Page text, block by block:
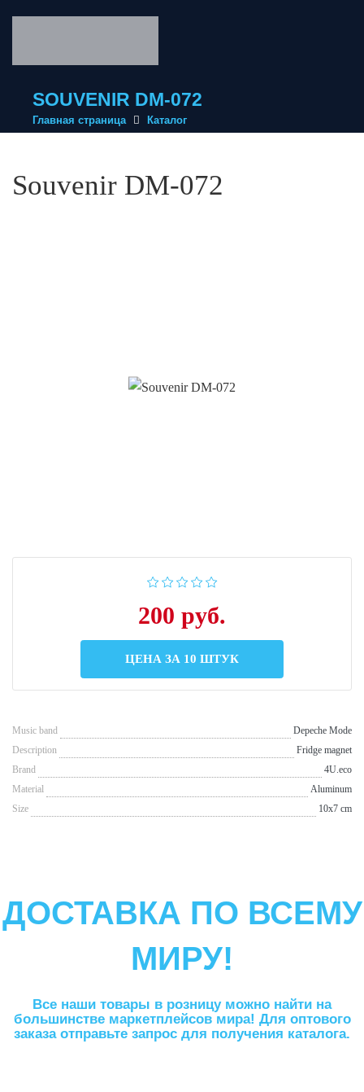
SOUVENIR DM-072
Главная страница Каталог
Souvenir DM-072
200 руб.
ЦЕНА ЗА 10 ШТУК
Music band
Depeche Mode
Description
Fridge magnet
Brand
4U.eco
Material
Aluminum
Size
10x7 cm
ДОСТАВКА ПО ВСЕМУ
МИРУ!
Все наши товары в розницу можно найти на
большинстве маркетплейсов мира! Для оптового
заказа отправьте запрос для получения каталога.